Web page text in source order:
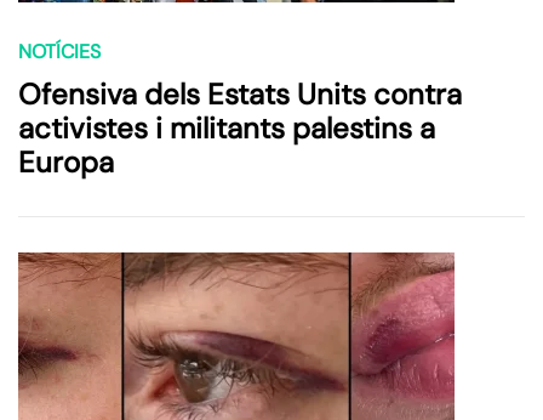
NOTÍCIES
Ofensiva dels Estats Units contra
activistes i militants palestins a
Europa